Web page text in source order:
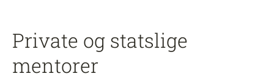
Private og statslige
mentorer